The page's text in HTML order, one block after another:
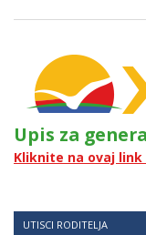
Upis za
Kliknite na ovaj
UTISCI RODITELJA